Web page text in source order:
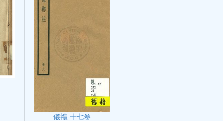
儀禮 十七卷